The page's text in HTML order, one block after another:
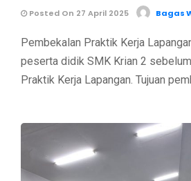
Posted On 27 April 2025 Bagas
Pembekalan Praktik Kerja
peserta didik SMK Krian 2
Praktik Kerja Lapangan. Tujuan